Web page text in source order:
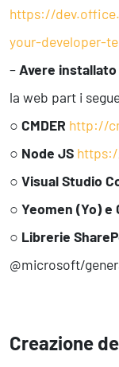
https://
your-developer-
– Avere installato
la web part i
○ CMDER http://
○ Node JS
○ Visual Studio
○ Yeomen (Yo) e
○ Librerie
@microsoft/
Creazione